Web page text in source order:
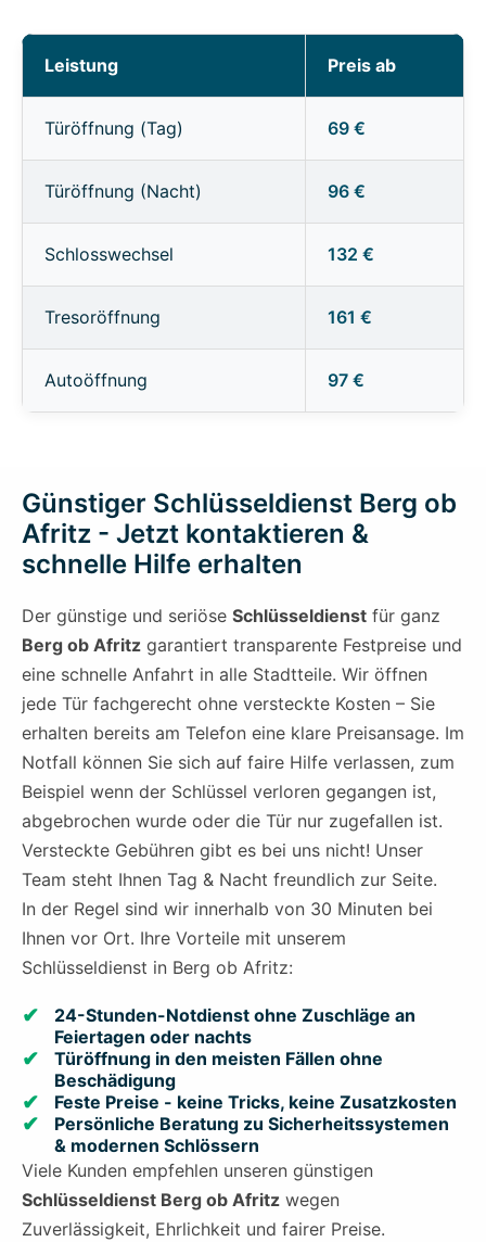
Leistung Preis ab
Türöffnung (Tag) 69 €
Türöffnung (Nacht) 96 €
Schlosswechsel 132 €
Tresoröffnung 161 €
Autoöffnung 97 €
Günstiger Schlüsseldienst Berg ob
Afritz - Jetzt kontaktieren &
schnelle Hilfe erhalten
Der günstige und seriöse Schlüsseldienst für ganz
Berg ob Afritz garantiert transparente Festpreise und
eine schnelle Anfahrt in alle Stadtteile. Wir öffnen
jede Tür fachgerecht ohne versteckte Kosten – Sie
erhalten bereits am Telefon eine klare Preisansage. Im
Notfall können Sie sich auf faire Hilfe verlassen, zum
Beispiel wenn der Schlüssel verloren gegangen ist,
abgebrochen wurde oder die Tür nur zugefallen ist.
Versteckte Gebühren gibt es bei uns nicht! Unser
Team steht Ihnen Tag & Nacht freundlich zur Seite.
In der Regel sind wir innerhalb von 30 Minuten bei
Ihnen vor Ort. Ihre Vorteile mit unserem
Schlüsseldienst in Berg ob Afritz:
24-Stunden-Notdienst ohne Zuschläge an
Feiertagen oder nachts
Türöffnung in den meisten Fällen ohne
Beschädigung
Feste Preise - keine Tricks, keine Zusatzkosten
Persönliche Beratung zu Sicherheitssystemen
& modernen Schlössern
Viele Kunden empfehlen unseren günstigen
Schlüsseldienst Berg ob Afritz wegen
Zuverlässigkeit, Ehrlichkeit und fairer Preise.